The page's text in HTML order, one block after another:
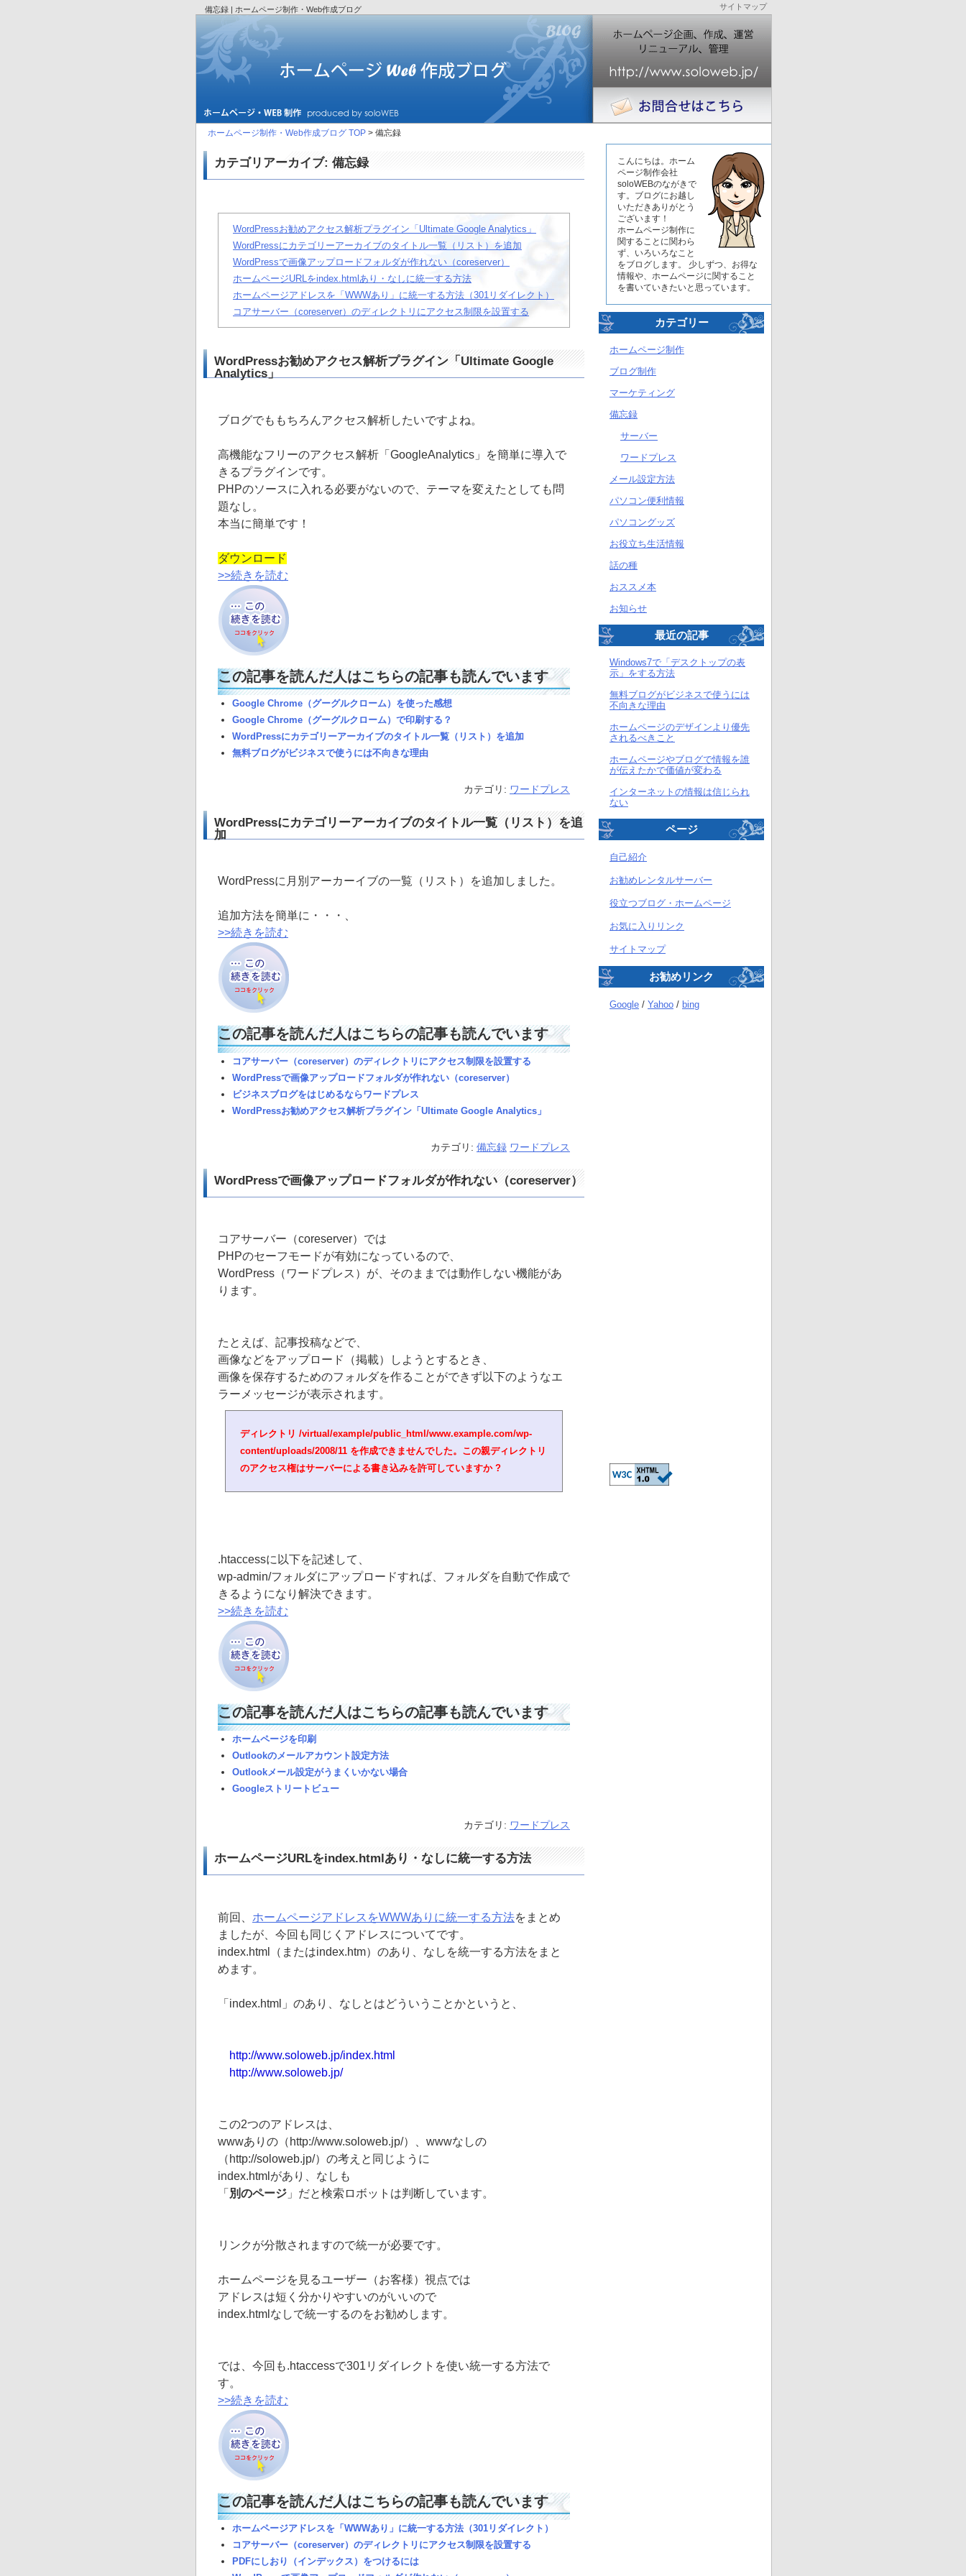
備忘録 | ホームページ制作・Web作成ブログ
ホームページ制作・Web作成ブログ TOP > 備忘録
カテゴリアーカイブ: 備忘録
WordPressお勧めアクセス解析プラグイン「Ultimate Google Analytics」
WordPressにカテゴリーアーカイブのタイトル一覧（リスト）を追加
WordPressで画像アップロードフォルダが作れない（coreserver）
ホームページURLをindex.htmlあり・なしに統一する方法
ホームページアドレスを「WWWあり」に統一する方法（301リダイレクト）
コアサーバー（coreserver）のディレクトリにアクセス制限を設置する
WordPressお勧めアクセス解析プラグイン「Ultimate Google
Analytics」
ブログでももちろんアクセス解析したいですよね。
高機能なフリーのアクセス解析「GoogleAnalytics」を簡単に導入で
きるプラグインです。
PHPのソースに入れる必要がないので、テーマを変えたとしても問
題なし。
本当に簡単です！
ダウンロード
>>続きを読む
この記事を読んだ人はこちらの記事も読んでいます
Google Chrome（グーグルクローム）を使った感想
Google Chrome（グーグルクローム）で印刷する？
WordPressにカテゴリーアーカイブのタイトル一覧（リスト）を追加
無料ブログがビジネスで使うには不向きな理由
カテゴリ: ワードプレス
WordPressにカテゴリーアーカイブのタイトル一覧（リスト）を追
加
WordPressに月別アーカーイブの一覧（リスト）を追加しました。
追加方法を簡単に・・・、
>>続きを読む
この記事を読んだ人はこちらの記事も読んでいます
コアサーバー（coreserver）のディレクトリにアクセス制限を設置する
WordPressで画像アップロードフォルダが作れない（coreserver）
ビジネスブログをはじめるならワードプレス
WordPressお勧めアクセス解析プラグイン「Ultimate Google Analytics」
カテゴリ: 備忘録 ワードプレス
WordPressで画像アップロードフォルダが作れない（coreserver）
コアサーバー（coreserver）では
PHPのセーフモードが有効になっているので、
WordPress（ワードプレス）が、そのままでは動作しない機能があ
ります。
たとえば、記事投稿などで、
画像などをアップロード（掲載）しようとするとき、
画像を保存するためのフォルダを作ることができず以下のようなエ
ラーメッセージが表示されます。
ディレクトリ /virtual/example/public_html/www.example.com/wp-
content/uploads/2008/11 を作成できませんでした。この親ディレクトリ
のアクセス権はサーバーによる書き込みを許可していますか ?
.htaccessに以下を記述して、
wp-admin/フォルダにアップロードすれば、フォルダを自動で作成で
きるようになり解決できます。
>>続きを読む
この記事を読んだ人はこちらの記事も読んでいます
ホームページを印刷
Outlookのメールアカウント設定方法
Outlookメール設定がうまくいかない場合
Googleストリートビュー
カテゴリ: ワードプレス
ホームページURLをindex.htmlあり・なしに統一する方法
前回、 ホームページアドレスをWWWありに統一する方法をまとめ
ましたが、今回も同じくアドレスについてです。
index.html（またはindex.htm）のあり、なしを統一する方法をまと
めます。
「index.html」のあり、なしとはどういうことかというと、
http://www.soloweb.jp/index.html
http://www.soloweb.jp/
この2つのアドレスは、
wwwありの（http://www.soloweb.jp/）、wwwなしの
（http://soloweb.jp/）の考えと同じように
index.htmlがあり、なしも
「 別のページ 」だと検索ロボットは判断しています。
リンクが分散されますので統一が必要です。
ホームページを見るユーザー（お客様）視点では
アドレスは短く分かりやすいのがいいので
index.htmlなしで統一するのをお勧めします。
では、今回も.htaccessで301リダイレクトを使い統一する方法で
す。
>>続きを読む
この記事を読んだ人はこちらの記事も読んでいます
ホームページアドレスを「WWWあり」に統一する方法（301リダイレクト）
コアサーバー（coreserver）のディレクトリにアクセス制限を設置する
PDFにしおり（インデックス）をつけるには
こんにちは。ホーム
ページ制作会社
soloWEBのながきで
す。ブログにお越し
いただきありがとう
ございます！
ホームページ制作に
関することに関わら
ず、いろいろなこと
をブログします。 少しずつ、お得な
情報や、ホームページに関すること
を書いていきたいと思っています。
カテゴリー
ホームページ制作
ブログ制作
マーケティング
備忘録
サーバー
ワードプレス
メール設定方法
パソコン便利情報
パソコングッズ
お役立ち生活情報
話の種
おススメ本
お知らせ
最近の記事
Windows7で「デスクトップの表
示」をする方法
無料ブログがビジネスで使うには
不向きな理由
ホームページのデザインより優先
されるべきこと
ホームページやブログで情報を誰
が伝えたかで価値が変わる
インターネットの情報は信じられ
ない
ページ
自己紹介
お勧めレンタルサーバー
役立つブログ・ホームページ
お気に入りリンク
サイトマップ
お勧めリンク
Google / Yahoo / bing
サイトマップ